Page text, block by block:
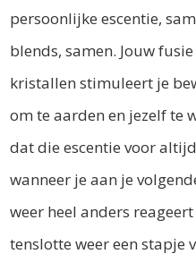
persoonlijke escentie,
blends, samen. Jouw
kristallen stimuleert je
om te aarden en jezelf te
dat die escentie voor
wanneer je aan je
weer heel anders
tenslotte weer een stapje